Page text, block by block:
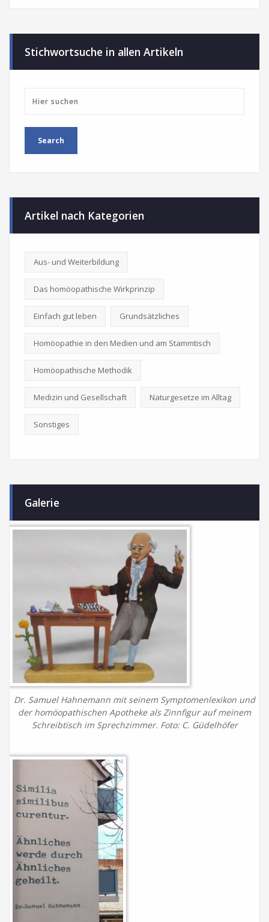
Stichwortsuche in allen Artikeln
Artikel nach Kategorien
Aus- und Weiterbildung
Das homöopathische Wirkprinzip
Einfach gut leben Grundsätzliches
Homöopathie in den Medien und am Stammtisch
Homöopathische Methodik
Medizin und Gesellschaft Naturgesetze im Alltag
Sonstiges
Galerie
Dr. Samuel Hahnemann mit seinem Symptomenlexikon und
der homöopathischen Apotheke als Zinnfigur auf meinem
Schreibtisch im Sprechzimmer. Foto: C. Güdelhöfer